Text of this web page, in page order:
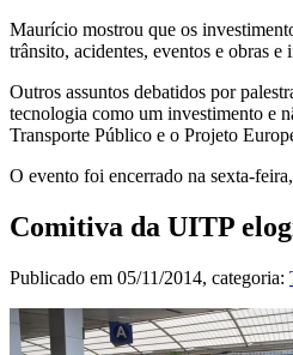
Maurício mostrou que os
trânsito, acidentes, eventos e obras
Outros assuntos debatidos por
tecnologia como um investimento e
Transporte Público e o Projeto
O evento foi encerrado na sexta-
Comitiva da UITP
Publicado em 05/11/2014, categoria: